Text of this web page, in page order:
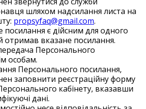
шляхом надсилання листа на
propsyfaq@gmail.com.
посилання є дійсним для одного
отримав вказане посилання.
Персонального
особам.
Персонального посилання,
заповнити реєстраційну форму
кабінету, вказавши
дані.